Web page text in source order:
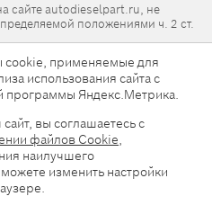
сайте autodieselpart.ru, не
положениями ч. 2 ст.
Все права защищены.
cookie, применяемые для
использования сайта с
программы Яндекс.Метрика.
вы соглашаетесь с
файлов Cookie,
наилучшего
изменить настройки